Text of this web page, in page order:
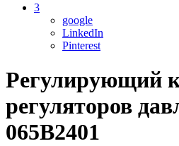
3
google
LinkedIn
Pinterest
Регулирующий
регуляторов
065B2401